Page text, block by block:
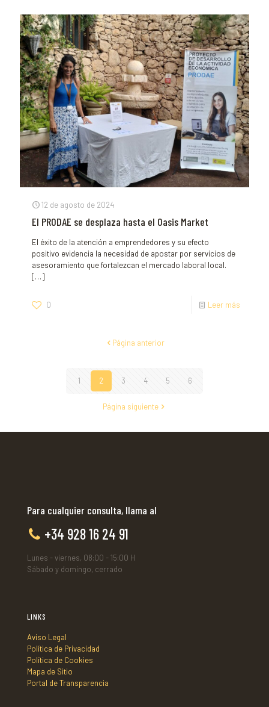
12 de agosto de 2024
El PRODAE se desplaza hasta el Oasis Market
El éxito de la atención a emprendedores y su efecto
positivo evidencia la necesidad de apostar por servicios de
asesoramiento que fortalezcan el mercado laboral local.
[…]
0 Leer más
Página anterior
1 2 3 4 5 6
Página siguiente
Para cualquier consulta, llama al
+34 928 16 24 91
Lunes - viernes, 08:00 - 15:00 H
Sábado y domingo, cerrado
LINKS
Aviso Legal
Política de Privacidad
Política de Cookies
Mapa de Sitio
Portal de Transparencia